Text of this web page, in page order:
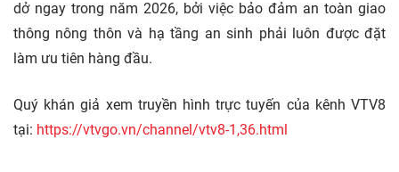
dở ngay trong năm 2026, bởi việc bảo đảm an toàn giao
thông nông thôn và hạ tầng an sinh phải luôn được đặt
làm ưu tiên hàng đầu.
Quý khán giả xem truyền hình trực tuyến của kênh VTV8
tại: https://vtvgo.vn/channel/vtv8-1,36.html